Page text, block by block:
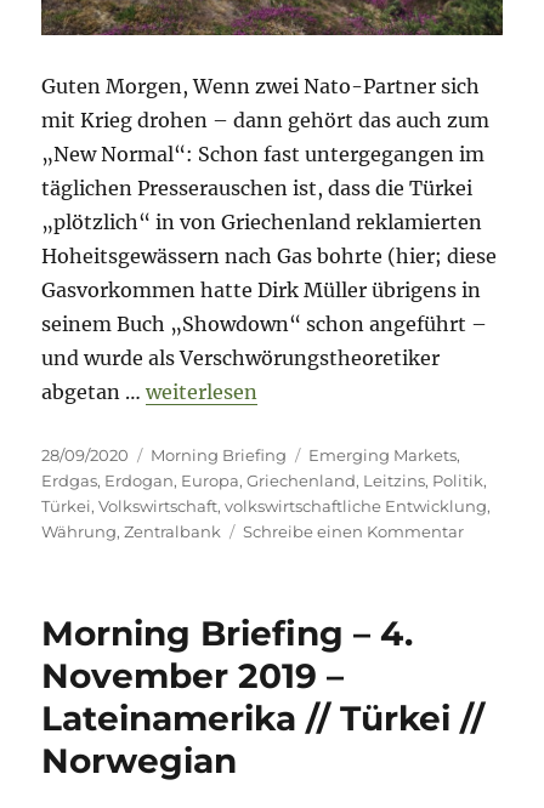
Guten Morgen, Wenn zwei Nato-Partner sich
mit Krieg drohen – dann gehört das auch zum
„New Normal“: Schon fast untergegangen im
täglichen Presserauschen ist, dass die Türkei
„plötzlich“ in von Griechenland reklamierten
Hoheitsgewässern nach Gas bohrte (hier; diese
Gasvorkommen hatte Dirk Müller übrigens in
seinem Buch „Showdown“ schon angeführt –
und wurde als Verschwörungstheoretiker
abgetan …„Morning Briefing 28. September 2020
weiterlesen
Veröffentlicht
am
28/09/2020 Kategorien
Morning Briefing Schlagwörter
Emerging Markets,
Erdgas, Erdogan, Europa,Griechenland, Leitzins, Politik,
Türkei,Volkswirtschaft,volkswirtschaftliche Entwicklung,
Währung,Zentralbank Schreibe einen Kommentarzu
Türkei-
Special
Morning Briefing – 4.
November 2019 –
Lateinamerika // Türkei //
Norwegian